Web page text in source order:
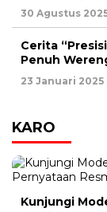
30 Agustus
Cerita
Penuh
23 Januari 2025
KARO
Kunjungi